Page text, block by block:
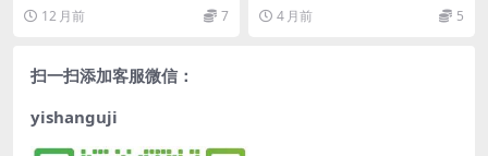
12 月前 7 4 月前 5
扫一扫添加客服微信：
yishanguji